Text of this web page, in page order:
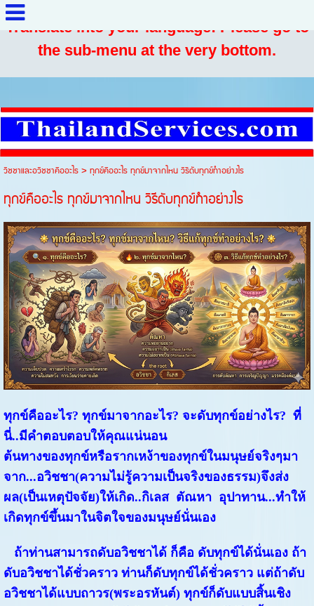
Translate into your language: Please go to
the sub-menu at the very bottom.
วิชชาและอวิชชาคืออะไร>ทุกข์คืออะไร ทุกข์มาจากไหน วิธีดับทุกข์ทำอย่างไร
ทุกข์คืออะไร ทุกข์มาจากไหน วิธีดับทุกข์ทำอย่างไร
ทุกข์คืออะไร? ทุกข์มาจากอะไร? จะดับทุกข์อย่างไร? ที่
นี่..มีคำตอบตอบให้คุณแน่นอน
ต้นทางของทุกข์หรือรากเหง้าของทุกข์ในมนุษย์จริงๆมา
จาก...อวิชชา(ความไม่รู้ความเป็นจริงของธรรม)จึงส่ง
ผล(เป็นเหตุปัจจัย)ให้เกิด..กิเลส ตัณหา อุปาทาน...ทำให้
เกิดทุกข์ขึ้นมาในจิตใจของมนุษย์นั่นเอง
ถ้าท่านสามารถดับอวิชชาได้ ก็คือ ดับทุกข์ได้นั่นเอง ถ้า
ดับอวิชชาได้ชั่วคราว ท่านก็ดับทุกข์ได้ชั่วคราว แต่ถ้าดับ
อวิชชาได้แบบถาวร(พระอรหันต์) ทุกข์ก็ดับแบบสิ้นเชิง